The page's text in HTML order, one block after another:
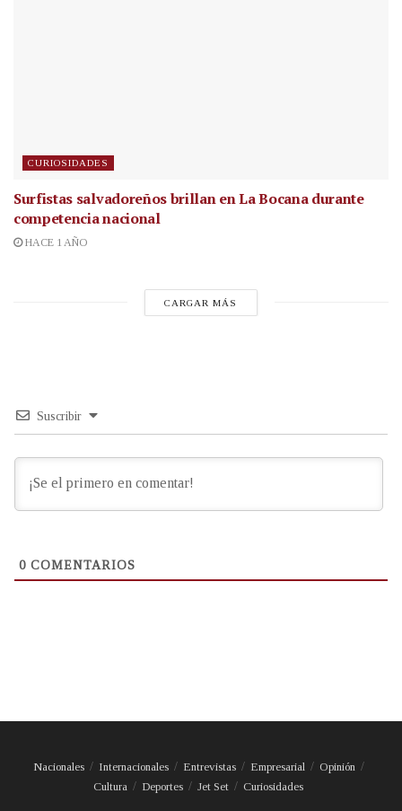
CURIOSIDADES
Surfistas salvadoreños brillan en La Bocana durante
competencia nacional
HACE 1 AÑO
CARGAR MÁS
Suscribir
0 COMENTARIOS
Nacionales Internacionales Entrevistas Empresarial
Opinión
Cultura
Deportes Jet Set Curiosidades